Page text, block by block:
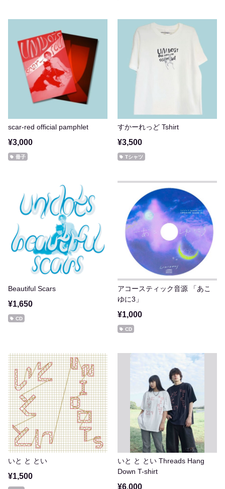
scar-red official pamphlet
¥3,000
冊子
すかーれっど Tshirt
¥3,500
Tシャツ
Beautiful Scars
¥1,650
CD
アコースティック音源 「あこ
ゆに3」
¥1,000
CD
いと と とい
¥1,500
いと と とい Threads Hang
Down T-shirt
¥6,000